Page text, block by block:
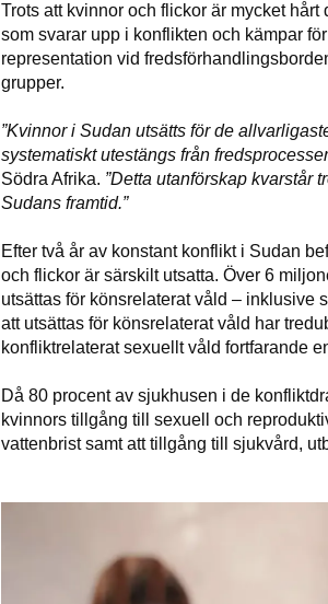
Trots att kvinnor och flickor är mycket
som svarar upp i konflikten och kämpar
representation vid
grupper.
”Kvinnor i Sudan utsätts för de
systematiskt utestängs från
Södra Afrika. ”Detta utanförskap kvarstår
Sudans framtid.”
Efter två år av konstant konflikt i Sudan
och flickor är särskilt utsatta. Över 6
utsättas för könsrelaterat våld – inklusive
att utsättas för könsrelaterat våld har
konfliktrelaterat sexuellt våld fortfarande
Då 80 procent av sjukhusen i de
kvinnors tillgång till sexuell och
vattenbrist samt att tillgång till sjukvård,